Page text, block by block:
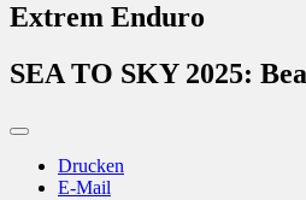
Extrem Enduro
SEA TO SKY 2025:
Drucken
E-Mail